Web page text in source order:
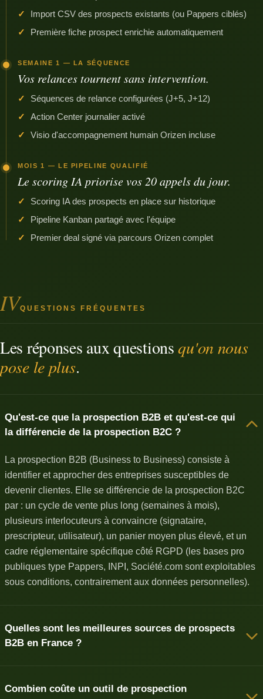
Import CSV des prospects existants (ou Pappers ciblés)
Première fiche prospect enrichie automatiquement
SEMAINE 1 — LA SÉQUENCE
Vos relances tournent sans intervention.
Séquences de relance configurées (J+5, J+12)
Action Center journalier activé
Visio d'accompagnement humain Orizen incluse
MOIS 1 — LE PIPELINE QUALIFIÉ
Le scoring IA priorise vos 20 appels du jour.
Scoring IA des prospects en place sur historique
Pipeline Kanban partagé avec l'équipe
Premier deal signé via parcours Orizen complet
IVQUESTIONS FRÉQUENTES
Les réponses aux questionsqu'on nous
pose le plus.
Qu'est-ce que la prospection B2B et qu'est-ce qui
la différencie de la prospection B2C ?
La prospection B2B (Business to Business) consiste à
identifier et approcher des entreprises susceptibles de
devenir clientes. Elle se différencie de la prospection B2C
par : un cycle de vente plus long (semaines à mois),
plusieurs interlocuteurs à convaincre (signataire,
prescripteur, utilisateur), un panier moyen plus élevé, et un
cadre réglementaire spécifique côté RGPD (les bases pro
publiques type Pappers, INPI, Société.com sont exploitables
sous conditions, contrairement aux données personnelles).
Quelles sont les meilleures sources de prospects
B2B en France ?
Combien coûte un outil de prospection